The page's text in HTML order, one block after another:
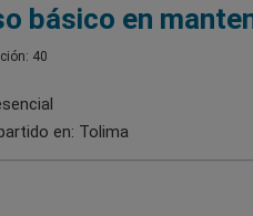
básico en
40
en: Tolima